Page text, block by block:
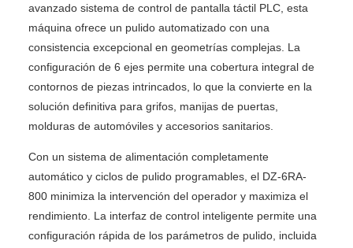
avanzado sistema de control de pantalla táctil PLC, esta
máquina ofrece un pulido automatizado con una
consistencia excepcional en geometrías complejas. La
configuración de 6 ejes permite una cobertura integral de
contornos de piezas intrincados, lo que la convierte en la
solución definitiva para grifos, manijas de puertas,
molduras de automóviles y accesorios sanitarios.
Con un sistema de alimentación completamente
automático y ciclos de pulido programables, el DZ-6RA-
800 minimiza la intervención del operador y maximiza el
rendimiento. La interfaz de control inteligente permite una
configuración rápida de los parámetros de pulido, incluida